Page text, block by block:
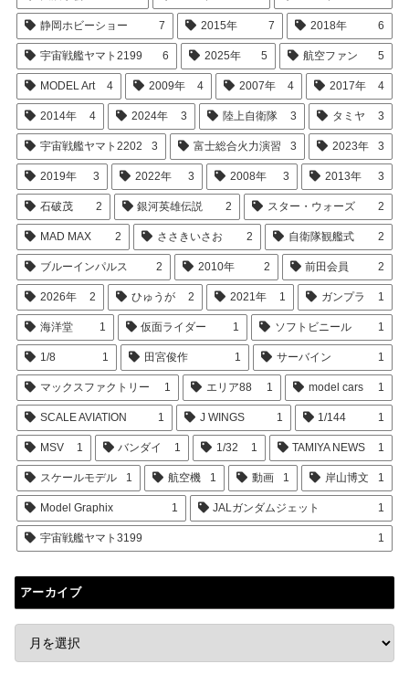
静岡ホビーショー 7 2015年 7 2018年 6
宇宙戦艦ヤマト2199 6 2025年 5 航空ファン 5
MODEL Art 4 2009年 4 2007年 4 2017年 4
2014年 4 2024年 3 陸上自衛隊 3 タミヤ 3
宇宙戦艦ヤマト2202 3 富士総合火力演習 3 2023年 3
2019年 3 2022年 3 2008年 3 2013年 3
石破茂 2 銀河英雄伝説 2 スター・ウォーズ 2
MAD MAX 2 ささきいさお 2 自衛隊観艦式 2
ブルーインパルス 2 2010年 2 前田会員 2
2026年 2 ひゅうが 2 2021年 1 ガンプラ 1
海洋堂 1 仮面ライダー 1 ソフトビニール 1
1/8 1 田宮俊作 1 サーバイン 1
マックスファクトリー 1 エリア88 1 model cars 1
SCALE AVIATION 1 J WINGS 1 1/144 1
MSV 1 バンダイ 1 1/32 1 TAMIYA NEWS 1
スケールモデル 1 航空機 1 動画 1 岸山博文 1
Model Graphix 1 JALガンダムジェット 1
宇宙戦艦ヤマト3199 1
アーカイブ